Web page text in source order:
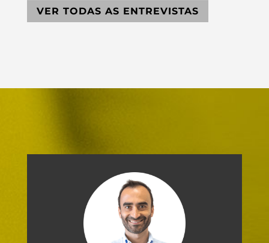
VER TODAS AS ENTREVISTAS